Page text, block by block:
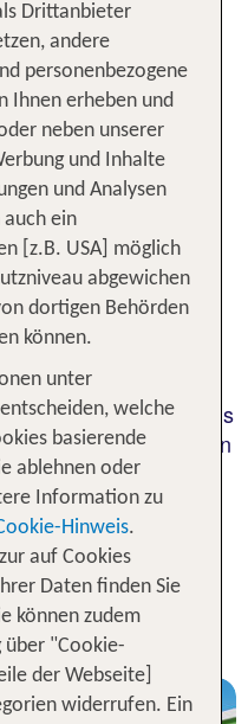
auf den Kanaren
Sonne satt? Ein All
entführt dich zu
in eine Welt voller
Erholung. Die
begeistert mit
in den Angeboten
widerspiegelt.
und
gepaart mit
undkulinarischen
– vom
über das stärkende
zwischendurch bis
Getränken
Teneriffa schenkt dir
für 1
Urlaub auf
Drittanbieter
andere
personenbezogene
Ihnen erheben und
neben unserer
und Inhalte
und Analysen
ein
[z.B. USA] möglich
abgewichen
dortigen Behörden
können.
unter
welche
basierende
ablehnen oder
Information zu
Hinweis.
auf Cookies
Daten finden Sie
können zudem
über "Cookie-
der Webseite]
widerrufen. Ein